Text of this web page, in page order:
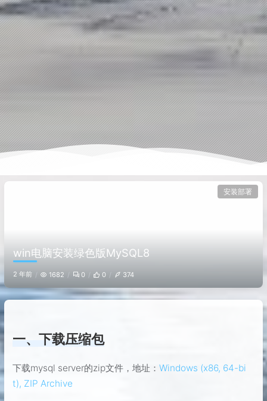
安装部署
win电脑安装绿色版MySQL8
2 年前 1682 0 0 374
一、下载压缩包
下载mysql server的zip文件，地址： Windows (x86, 64-bi
t), ZIP Archive